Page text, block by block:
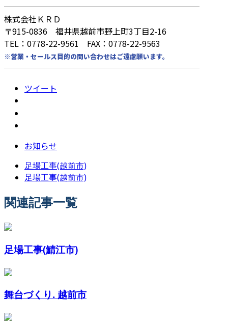
────────────────────────
株式会社ＫＲＤ
〒915-0836 福井県越前市野上町3丁目2-16
TEL：0778-22-9561 FAX：0778-22-9563
※営業・セールス目的の問い合わせはご遠慮願います。
────────────────────────
ツイート
お知らせ
足場工事(越前市)
足場工事(越前市)
関連記事一覧
足場工事(鯖江市)
舞台づくり. 越前市